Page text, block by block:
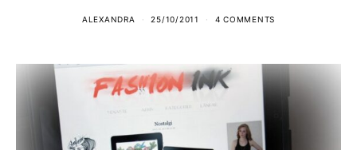
ALEXANDRA 25/10/2011 4 COMMENTS